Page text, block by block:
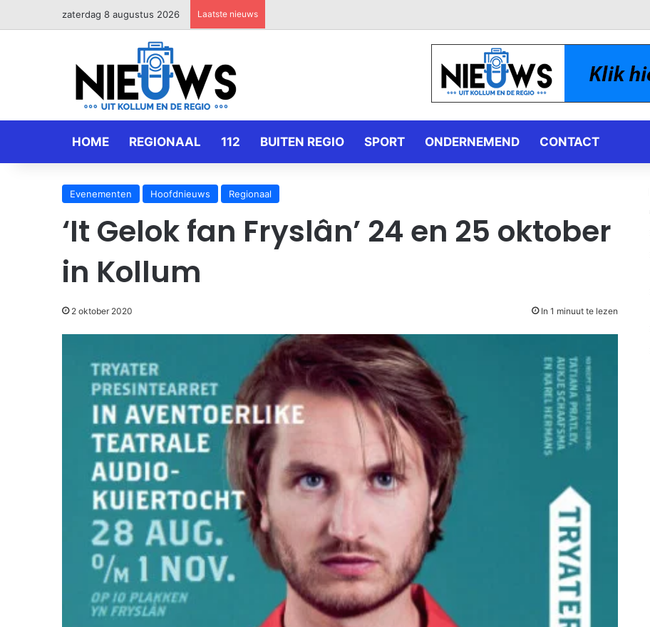
zaterdag 8 augustus 2026 Laatste nieuws
HOME REGIONAAL 112 BUITEN REGIO SPORT ONDERNEMEND CONTACT
Evenementen Hoofdnieuws Regionaal
‘It Gelok fan Fryslân’ 24 en 25 oktober
in Kollum
2 oktober 2020 In 1 minuut te lezen